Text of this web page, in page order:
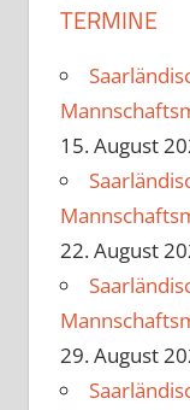
TERMINE
15. August
22. August
29. August